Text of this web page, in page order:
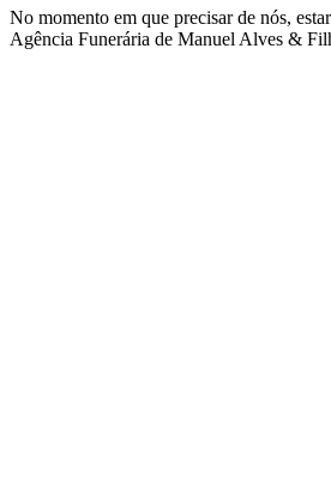
No momento em que precisar de nós,
Agência Funerária de Manuel Alves &